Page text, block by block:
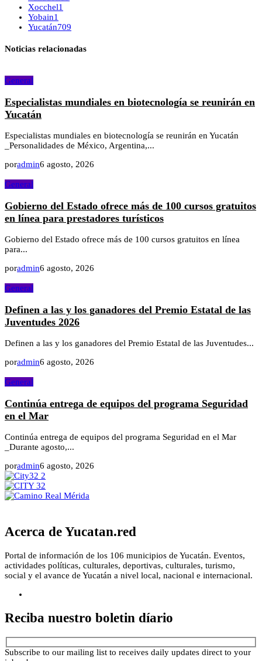
Xocchel1
Yobain1
Yucatán709
Noticias relacionadas
General
Especialistas mundiales en biotecnología se reunirán en
Yucatán
Especialistas mundiales en biotecnología se reunirán en Yucatán
_Personalidades de México, Argentina,...
poradmin6 agosto, 2026
General
Gobierno del Estado ofrece más de 100 cursos gratuitos
en línea para prestadores turísticos
Gobierno del Estado ofrece más de 100 cursos gratuitos en línea
para...
poradmin6 agosto, 2026
General
Definen a las y los ganadores del Premio Estatal de las
Juventudes 2026
Definen a las y los ganadores del Premio Estatal de las Juventudes...
poradmin6 agosto, 2026
General
Continúa entrega de equipos del programa Seguridad
en el Mar
Continúa entrega de equipos del programa Seguridad en el Mar
_Durante agosto,...
poradmin6 agosto, 2026
Acerca de Yucatan.red
Portal de información de los 106 municipios de Yucatán. Eventos,
actividades políticas, culturales, deportivas, culturales, turismo,
social y el avance de Yucatán a nivel local, nacional e internacional.
Reciba nuestro boletin díario
Subscribe to our mailing list to receives daily updates direct to your